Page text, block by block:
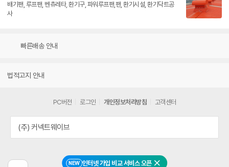
NEW 인터넷 가입 비교 서비스 오픈
배기팬, 루프팬, 벤츄레타, 환기구, 파워루프팬,팬, 환기시설, 환기닥트공
사
빠른배송 안내
법적고지 안내
PC버전 로그인 개인정보처리방침 고객센터
(주) 커넥트웨이브